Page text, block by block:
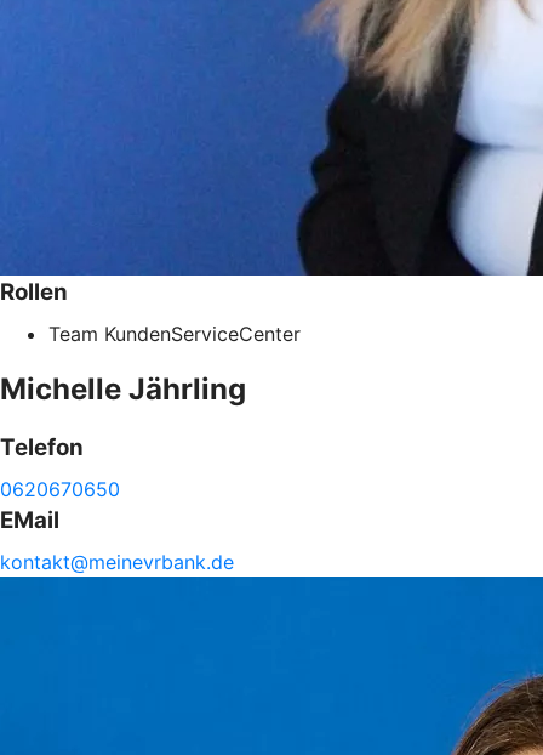
Rollen
Team KundenServiceCenter
Michelle Jährling
Telefon
0620670650
EMail
kontakt@meinevrbank.de